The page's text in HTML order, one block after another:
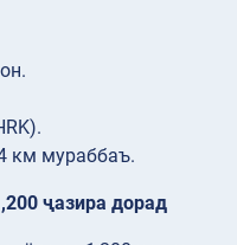
км мураббаъ.
ҷазира дорад